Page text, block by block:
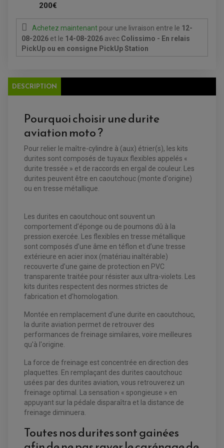
KIT RECONDITIONNEMENT DEMARREUR
STATOR
ENTRETIEN MOTO
BOUGIE NGK
FILTRE A AIR
PRODUIT D'ENTRETIEN
FREINAGE
ACCESSOIRE + VISSERIE FREINAGE
PLAQUETTE DE FREIN
FREINAGE
ACCESSOIRE + VISSERIE FREINAGE
DISQUE DE FREIN ARRIERE
PLAQUETTE DE FREIN AVANT
PLAQUETTE DE FREIN ARRIERE
MAÎTRE CYLINDRE
EQUIPEMENT ELECTRIQUE QUAD / SSV
ACCESSOIRES ELECTRIQUE QUAD / SSV
BOITIER CDI QUAD ET SSV
CHARGEUR DE BATTERIE QUAD / SSV
COMPTEUR QUAD / SSV
CONTACTEUR A CLÉ QUAD
ECLAIRAGE LED / HALOGÈNE
STATOR ET REDRESSEUR / REGULATEUR
VENTILATEUR DE RADIATEUR
EQUIPEMENT FREINAGE QUAD / SSV
DISQUE DE FREIN QUAD / SSV
KIT DURITE DE FREIN QUAD
KIT REPARATION MAÎTRE CYLINDRE QUAD / SSV
PLAQUETTES DE FREIN QUAD / SSV
HUILE ET PRODUIT D'ENTRETIEN QUAD
HUILE POUR QUAD
JANTES / ACCESSOIRES QUAD ET SSV
PNEUMATIQUE
MOUSSE
CHAMBRE À AIR
EQUIPEMENT FREINAGE MOTO CROSS ET
ENDURO
ACCESSOIRES FREINAGE
DISQUE DE FREIN ARRIÈRE
PLAQUETTE DE FREIN
200€
Achetez maintenant pour une livraison entre le 12-
08-2026 et le 14-08-2026 avec Colissimo - En relais
PickUp ou en consigne PickUp Station
DESCRIPTION
Pourquoi choisir une durite
aviation moto ?
Pour relier le maître-cylindre à (aux) étrier(s), les kits
durites sont composés de tuyaux flexibles appelés «
durite tressée » et de raccords en ergal de couleur. Les
durites peuvent être en caoutchouc (monte d'origine)
ou en tresse métallique.
Les durites en caoutchouc ont souvent un
comportement d’éponge ou de poumons dû à la
pression exercée. Les flexibles en tresse métallique
sont composés d’une âme en téflon et d’une tresse
extérieure en acier inox (matériau inaltérable)
recouverte d’une gaine de protection en PVC
transparente traitée pour résister aux ultra-violets. Les
kits durites respectent des normes strictes de
fabrication et d’homologation.
Montée en remplacement d'une durite en caoutchouc,
la durite aviation permet de retrouver des
performances de freinage similaires, voire meilleures
qu'à l'origine.
La force de freinage est concentrée en direction des
plaquettes. En remplaçant des durites caoutchouc
usées par des durites aviation, vous retrouverez un
freinage optimal. La sensation « spongieuse » en
appuyant sur la pédale disparaîtra et la distance de
freinage diminuera.
Toutes nos durites sont gainées